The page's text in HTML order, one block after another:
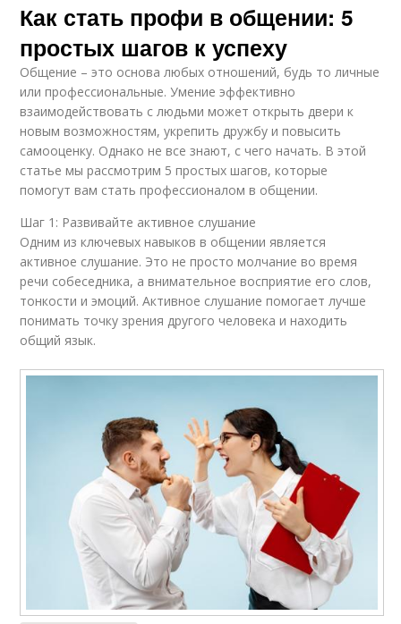
Как стать профи в общении: 5
простых шагов к успеху
Общение – это основа любых отношений, будь то личные
или профессиональные. Умение эффективно
взаимодействовать с людьми может открыть двери к
новым возможностям, укрепить дружбу и повысить
самооценку. Однако не все знают, с чего начать. В этой
статье мы рассмотрим 5 простых шагов, которые
помогут вам стать профессионалом в общении.
Шаг 1: Развивайте активное слушание
Одним из ключевых навыков в общении является
активное слушание. Это не просто молчание во время
речи собеседника, а внимательное восприятие его слов,
тонкости и эмоций. Активное слушание помогает лучше
понимать точку зрения другого человека и находить
общий язык.